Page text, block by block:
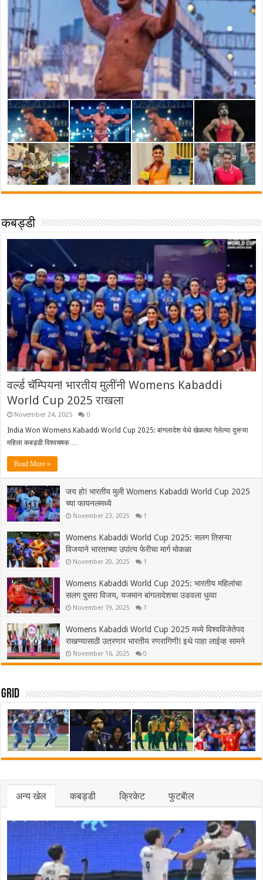
कबड्डी
वर्ल्ड चॅम्पियन! भारतीय मुलींनी Womens Kabaddi
World Cup 2025 राखला
November 24, 2025 0
India Won Womens Kabaddi World Cup 2025: बांगलादेश येथे खेळल्या गेलेल्या दुसऱ्या
महिला कबड्डी विश्वचषक …
Read More »
जय हो! भारतीय मुली Womens Kabaddi World Cup 2025
च्या फायनलमध्ये
November 23, 2025 1
Womens Kabaddi World Cup 2025: सलग तिसऱ्या
विजयाने भारताच्या उपांत्य फेरीचा मार्ग मोकळा
November 20, 2025 1
Womens Kabaddi World Cup 2025: भारतीय महिलांचा
सलग दुसरा विजय, यजमान बांगलादेशचा उडवला धुव्वा
November 19, 2025 1
Womens Kabaddi World Cup 2025 मध्ये विश्वविजेतेपद
राखण्यासाठी उतरणार भारतीय रणरागिणी! इथे पाहा लाईव्ह सामने
November 16, 2025 0
Grid
अन्य खेल कबड्डी क्रिकेट फुटबॅाल